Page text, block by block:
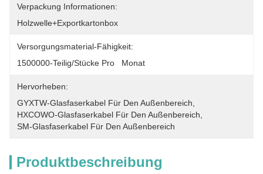
Verpackung Informationen:
Holzwelle+Exportkartonbox
Versorgungsmaterial-Fähigkeit:
1500000-Teilig/Stücke Pro   Monat
Hervorheben:
GYXTW-Glasfaserkabel Für Den Außenbereich
HXCOWO-Glasfaserkabel Für Den Außenbereich
SM-Glasfaserkabel Für Den Außenbereich
Produktbeschreibung